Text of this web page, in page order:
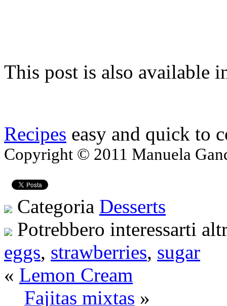
This post is also available
Recipes easy and quick to
Copyright © 2011 Manuela
Categoria Desserts
Potrebbero interessarti
eggs, strawberries, sugar
« Lemon Cream
Fajitas mixtas »